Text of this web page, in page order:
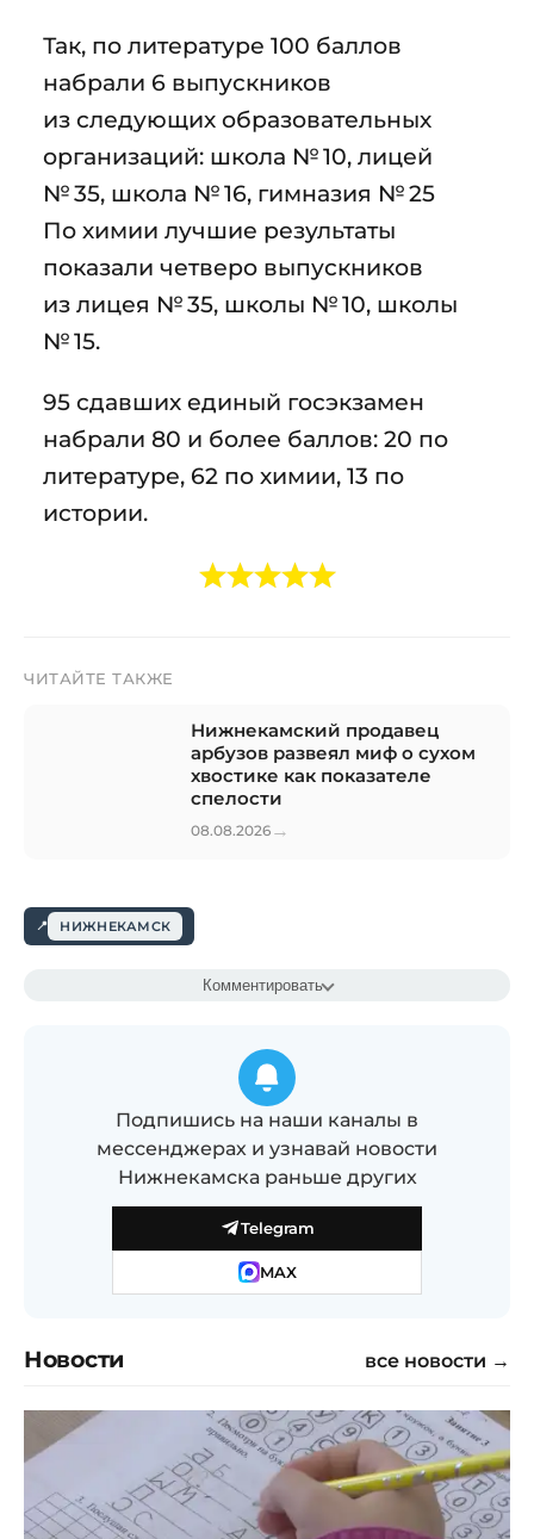
Так, по литературе 100 баллов
набрали 6 выпускников
из следующих образовательных
организаций: школа № 10, лицей
№ 35, школа № 16, гимназия № 25
По химии лучшие результаты
показали четверо выпускников
из лицея № 35, школы № 10, школы
№ 15.
95 сдавших единый госэкзамен
набрали 80 и более баллов: 20 по
литературе, 62 по химии, 13 по
истории.
ЧИТАЙТЕ ТАКЖЕ
Нижнекамский продавец
арбузов развеял миф о сухом
хвостике как показателе
спелости
08.08.2026 →
НИЖНЕКАМСК
Комментировать
Подпишись на наши каналы в
мессенджерах и узнавай новости
Нижнекамска раньше других
Telegram
MAX
Новости все новости →